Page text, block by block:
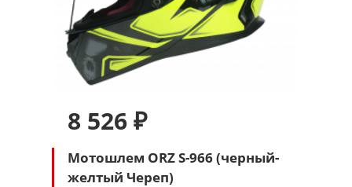
8 526 ₽
Мотошлем ORZ S-966 (черный-
желтый Череп)